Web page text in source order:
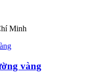
Minh
vàng